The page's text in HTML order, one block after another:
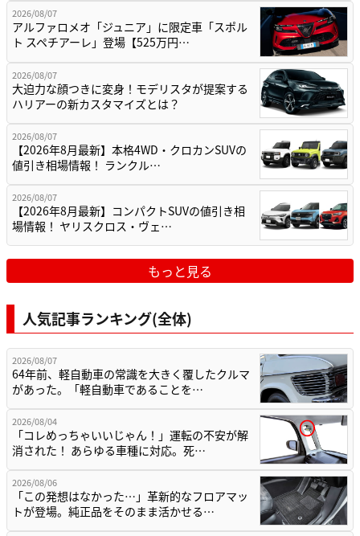
2026/08/07
アルファロメオ「ジュニア」に限定車「スポル
ト スペチアーレ」登場【525万円…
2026/08/07
大迫力な顔つきに変身！モデリスタが提案する
ハリアーの新カスタマイズとは？
2026/08/07
【2026年8月最新】本格4WD・クロカンSUVの
値引き相場情報！ ランクル…
2026/08/07
【2026年8月最新】コンパクトSUVの値引き相
場情報！ ヤリスクロス・ヴェ…
もっと見る
人気記事ランキング(全体)
2026/08/07
64年前、軽自動車の常識を大きく覆したクルマ
があった。「軽自動車であることを…
2026/08/04
「コレめっちゃいいじゃん！」運転の不安が解
消された！ あらゆる車種に対応。死…
2026/08/06
「この発想はなかった…」革新的なフロアマッ
トが登場。純正品をそのまま活かせる…